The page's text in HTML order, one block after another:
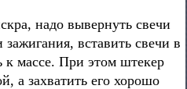
надо вывернуть свечи
зажигания, вставить свечи в
массе. При этом штекер
а захватить его хорошо